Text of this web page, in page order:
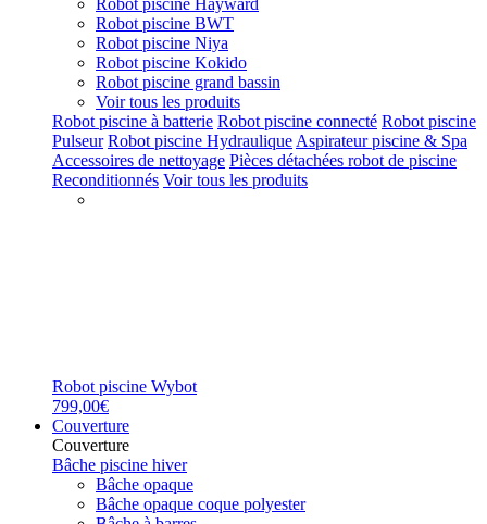
Robot piscine Hayward
Robot piscine BWT
Robot piscine Niya
Robot piscine Kokido
Robot piscine grand bassin
Voir tous les produits
Robot piscine à batterie Robot piscine connecté Robot piscine
Pulseur Robot piscine Hydraulique Aspirateur piscine & Spa
Accessoires de nettoyage Pièces détachées robot de piscine
Reconditionnés Voir tous les produits
Robot piscine Wybot
799,00€
Couverture
Couverture
Bâche piscine hiver
Bâche opaque
Bâche opaque coque polyester